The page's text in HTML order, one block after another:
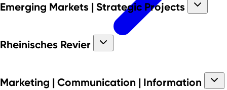
Emerging Markets | Strategic Projects
Rheinisches Revier
Marketing | Communication | Information